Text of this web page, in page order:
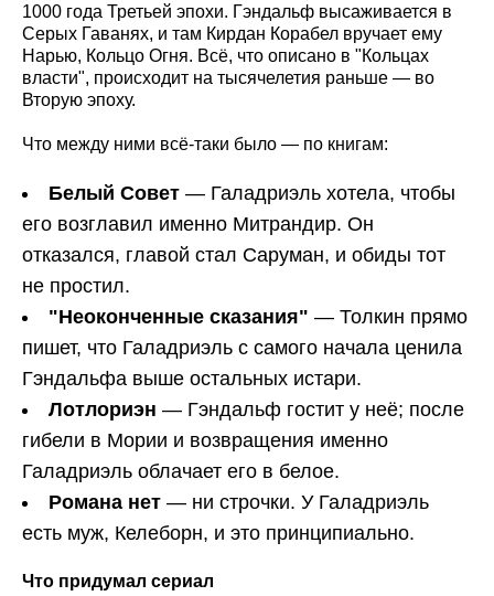
1000 года Третьей эпохи. Гэндальф высаживается в
Серых Гаванях, и там Кирдан Корабел вручает ему
Нарью, Кольцо Огня. Всё, что описано в "Кольцах
власти", происходит на тысячелетия раньше — во
Вторую эпоху.
Что между ними всё-таки было — по книгам:
Белый Совет — Галадриэль хотела, чтобы
его возглавил именно Митрандир. Он
отказался, главой стал Саруман, и обиды тот
не простил.
"Неоконченные сказания" — Толкин прямо
пишет, что Галадриэль с самого начала ценила
Гэндальфа выше остальных истари.
Лотлориэн — Гэндальф гостит у неё; после
гибели в Мории и возвращения именно
Галадриэль облачает его в белое.
Романа нет — ни строчки. У Галадриэль
есть муж, Келеборн, и это принципиально.
Что придумал сериал